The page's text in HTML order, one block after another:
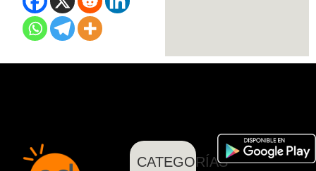
CATEGORÍAS